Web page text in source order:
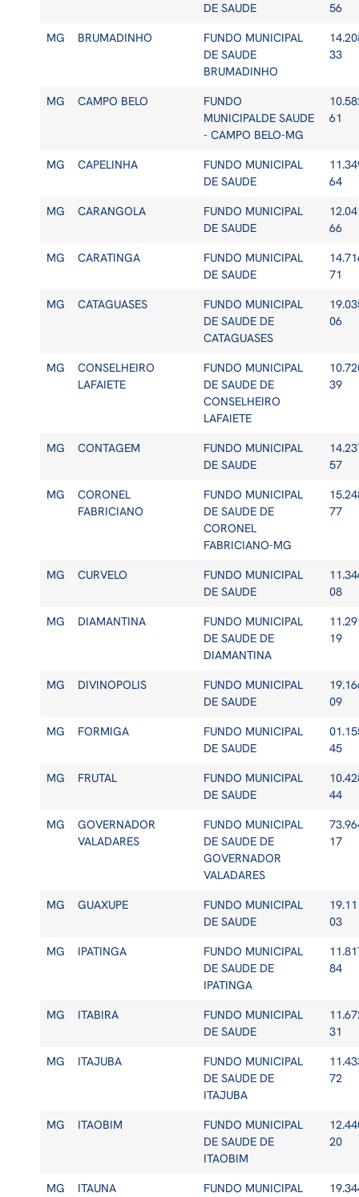
DE SAUDE
56
MG BRUMADINHO
FUNDO MUNICIPAL
DE SAUDE
BRUMADINHO
33
MG CAMPO BELO
FUNDO
MUNICIPALDE SAUDE
- CAMPO BELO-MG
61
MG CAPELINHA
FUNDO MUNICIPAL
DE SAUDE
64
MG CARANGOLA
FUNDO MUNICIPAL
DE SAUDE
66
MG CARATINGA
FUNDO MUNICIPAL
DE SAUDE
71
MG CATAGUASES
FUNDO MUNICIPAL
DE SAUDE DE
CATAGUASES
06
MG
CONSELHEIRO
LAFAIETE
FUNDO MUNICIPAL
DE SAUDE DE
CONSELHEIRO
LAFAIETE
39
MG CONTAGEM
FUNDO MUNICIPAL
DE SAUDE
57
MG
CORONEL
FABRICIANO
FUNDO MUNICIPAL
DE SAUDE DE
CORONEL
FABRICIANO-MG
77
MG CURVELO
FUNDO MUNICIPAL
DE SAUDE
08
MG DIAMANTINA
FUNDO MUNICIPAL
DE SAUDE DE
DIAMANTINA
19
MG DIVINOPOLIS
FUNDO MUNICIPAL
DE SAUDE
09
MG FORMIGA
FUNDO MUNICIPAL
DE SAUDE
45
MG FRUTAL
FUNDO MUNICIPAL
DE SAUDE
44
MG
GOVERNADOR
VALADARES
FUNDO MUNICIPAL
DE SAUDE DE
GOVERNADOR
VALADARES
17
MG GUAXUPE
FUNDO MUNICIPAL
DE SAUDE
03
MG IPATINGA
FUNDO MUNICIPAL
DE SAUDE DE
IPATINGA
84
MG ITABIRA
FUNDO MUNICIPAL
DE SAUDE
31
MG ITAJUBA
FUNDO MUNICIPAL
DE SAUDE DE
ITAJUBA
72
MG ITAOBIM
FUNDO MUNICIPAL
DE SAUDE DE
ITAOBIM
20
MG ITAUNA
FUNDO MUNICIPAL